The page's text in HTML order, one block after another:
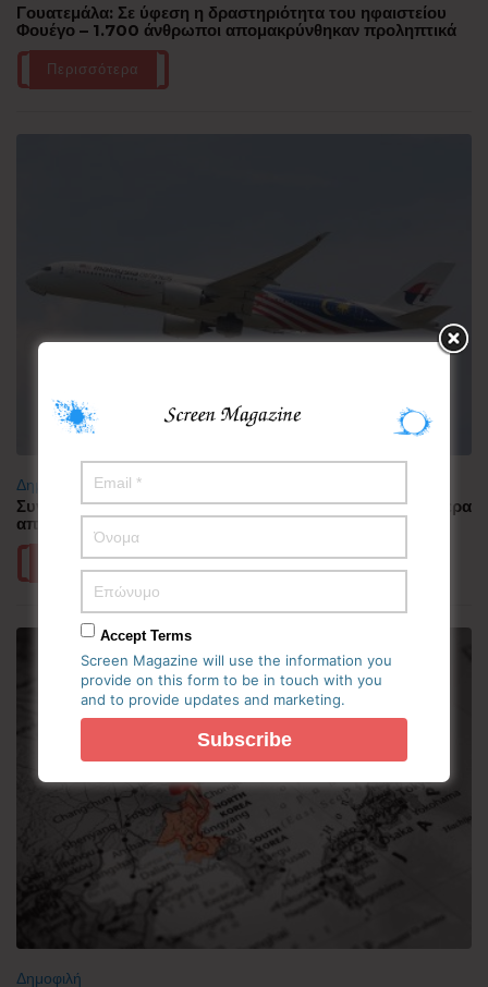
Γουατεμάλα: Σε ύφεση η δραστηριότητα του ηφαιστείου
Φουέγο – 1.700 άνθρωποι απομακρύνθηκαν προληπτικά
Περισσότερα
Δημοφιλή
Συνελήφθη πιλότος αεροπορικής εταιρείας με περισσότερα
από 70.000 χάπια ecstasy στην Ινδονησία
Περισσότερα
Δημοφιλή
Accept Terms
Screen Magazine will use the information you
provide on this form to be in touch with you
and to provide updates and marketing.